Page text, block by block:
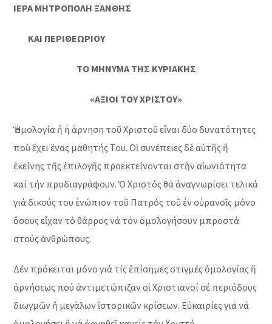
ΙΕΡΑ ΜΗΤΡΟΠΟΛΗ ΞΑΝΘΗΣ
ΚΑΙ ΠΕΡΙΘΕΩΡΙΟΥ
ΤΟ ΜΗΝΥΜΑ ΤΗΣ ΚΥΡΙΑΚΗΣ
«ΑΞΙΟΙ ΤΟΥ ΧΡΙΣΤΟΥ»
Ἡ ὁμολογία ἢ ἡ ἄρνηση τοῦ Χριστοῦ εἶναι δύο δυνατότητες
ποὺ ἔχει ἕνας μαθητής Του. Οἱ συνέπειες δὲ αὐτῆς ἢ
ἐκείνης τῆς ἐπιλογῆς προεκτείνονται στὴν αἰωνιότητα
καί τήν προδιαγράφουν. Ὁ Χριστός θά ἀναγνωρίσει τελικά
γιά δικούς του ἐνώπιον τοῦ Πατρός τοῦ ἐν οὐρανοῖς μόνο
ὄσους εἶχαν τό θάρρος νά τόν ὁμολογήσουν μπροστά
στούς ἀνθρώπους.
Δέν πρόκειται μόνο γιά τίς ἐπίσημες στιγμές ὁμολογίας ἤ
ἀρνήσεως πού ἀντιμετώπιζαν οἱ Χριστιανοί σέ περιόδους
διωγμῶν ἤ μεγάλων ἱστορικῶν κρίσεων. Εὐκαιρίες γιά νά